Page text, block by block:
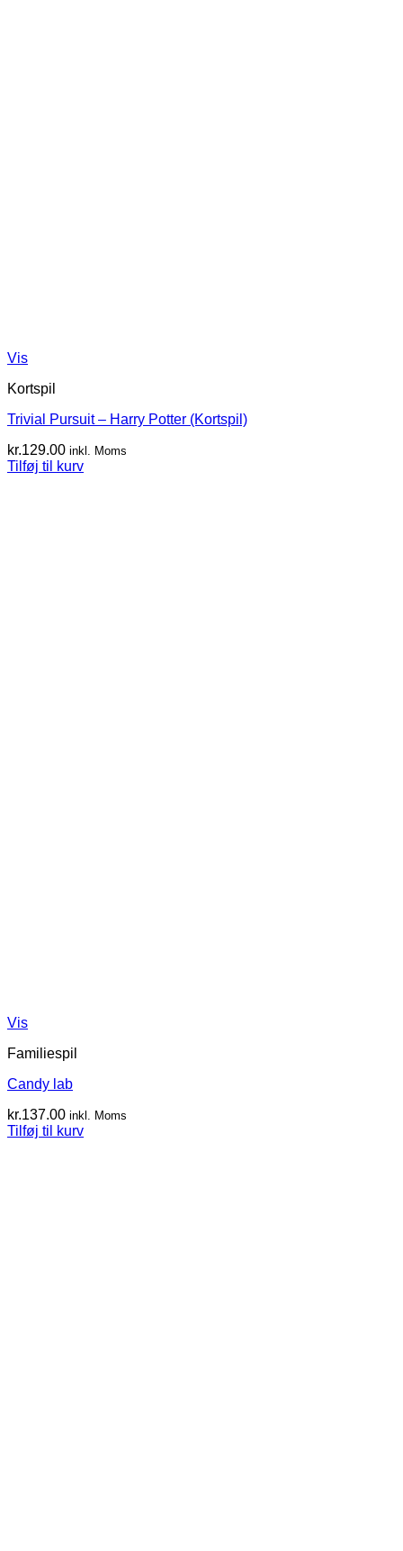
Vis
Kortspil
Trivial Pursuit – Harry Potter (Kortspil)
kr.129.00 inkl. Moms
Tilføj til kurv
Vis
Familiespil
Candy lab
kr.137.00 inkl. Moms
Tilføj til kurv